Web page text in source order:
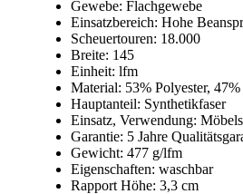
Gewebe: Flachgewebe
Einsatzbereich: Hohe
Scheuertouren: 18.000
Breite: 145
Einheit: lfm
Material: 53% Polyester,
Hauptanteil: Synthetikfaser
Einsatz, Verwendung:
Garantie: 5 Jahre
Gewicht: 477 g/lfm
Eigenschaften: waschbar
Rapport Höhe: 3,3 cm